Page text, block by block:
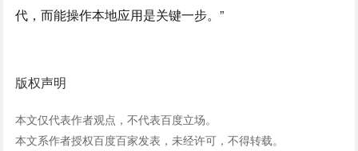
代，而能操作本地应用是关键一步。”
版权声明
本文仅代表作者观点，不代表百度立场。
本文系作者授权百度百家发表，未经许可，不得转载。